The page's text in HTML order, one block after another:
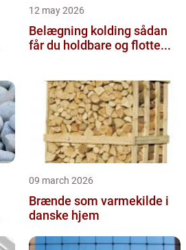
12 may 2026
Belægning kolding sådan
får du holdbare og flotte...
09 march 2026
Brænde som varmekilde i
danske hjem